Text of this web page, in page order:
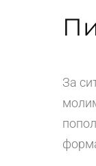
За